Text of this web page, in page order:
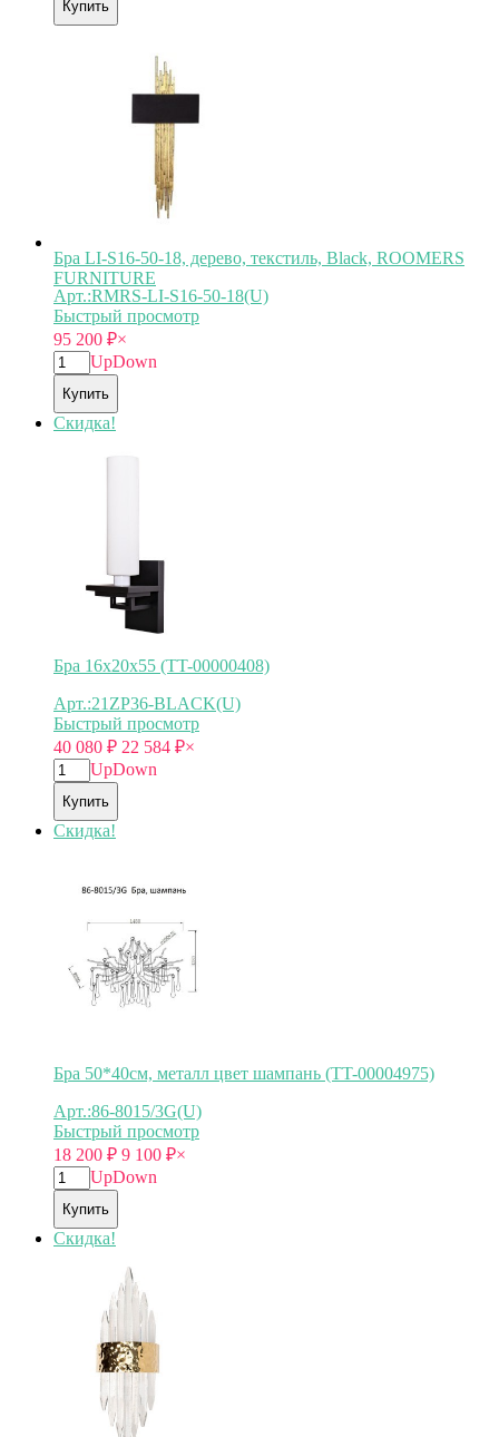
Купить
Бра LI-S16-50-18, дерево, текстиль, Black, ROOMERS
FURNITURE
Арт.:RMRS-LI-S16-50-18(U)
Быстрый просмотр
95 200 ₽×
UpDown
Купить
Скидка!
Бра 16х20х55 (TT-00000408)
Арт.:21ZP36-BLACK(U)
Быстрый просмотр
40 080 ₽ 22 584 ₽×
UpDown
Купить
Скидка!
Бра 50*40см, металл цвет шампань (TT-00004975)
Арт.:86-8015/3G(U)
Быстрый просмотр
18 200 ₽ 9 100 ₽×
UpDown
Купить
Скидка!